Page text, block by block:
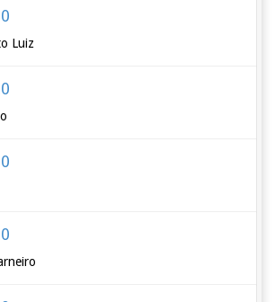
Luiz